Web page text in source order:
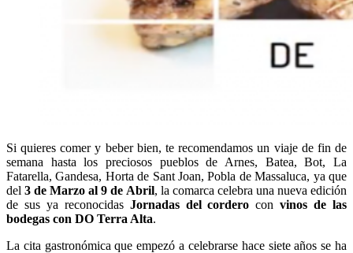
Si quieres comer y beber bien, te recomendamos un viaje de fin de
semana hasta los preciosos pueblos de Arnes, Batea, Bot, La
Fatarella, Gandesa, Horta de Sant Joan, Pobla de Massaluca, ya que
del3 de Marzo al 9 de Abril, la comarca celebra una nueva edición
de sus ya reconocidas Jornadas del cordero convinos de las
bodegas con DO Terra Alta.
La cita gastronómica que empezó a celebrarse hace siete años se ha